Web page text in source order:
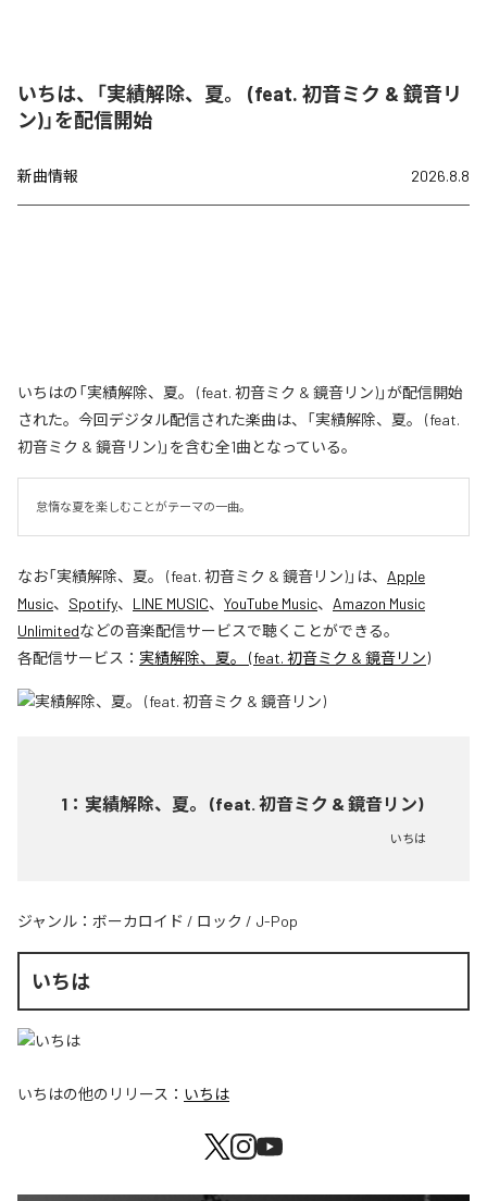
いちは、「実績解除、夏。 (feat. 初音ミク & 鏡音リ
ン)」を配信開始
新曲情報 2026.8.8
いちはの「実績解除、夏。 (feat. 初音ミク & 鏡音リン)」が配信開始
された。今回デジタル配信された楽曲は、「実績解除、夏。 (feat.
初音ミク & 鏡音リン)」を含む全1曲となっている。
怠惰な夏を楽しむことがテーマの一曲。
なお「実績解除、夏。 (feat. 初音ミク & 鏡音リン)」は、 Apple
Music、 Spotify、 LINE MUSIC、 YouTube Music、 Amazon Music
Unlimitedなどの音楽配信サービスで聴くことができる。
各配信サービス： 実績解除、夏。 (feat. 初音ミク & 鏡音リン)
1 ： 実績解除、夏。 (feat. 初音ミク & 鏡音リン)
いちは
ジャンル： ボーカロイド / ロック / J-Pop
いちは
いちはの他のリリース： いちは